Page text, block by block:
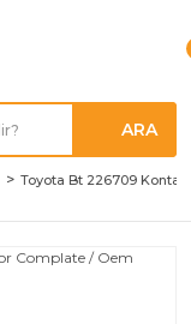
ARA
Toyota Bt 226709